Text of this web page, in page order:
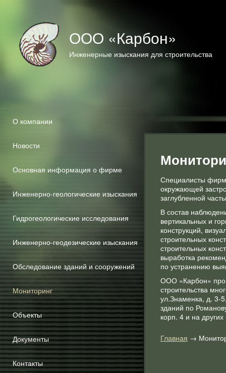
ООО «Карбон»
Инженерные изыскания для строительства
О компании
Новости
Основная информация о фирме
Инженерно-геологические изыскания
Гидрогеологические исследования
Инженерно-геодезические изыскания
Обследование зданий и сооружений
Мониторинг
Объекты
Документы
Контакты
Специалисты
окружающей
заглубленной
В состав
вертикальных и
конструкций,
строительных
строительных
выработка
по устранению
ООО «Карбон»
строительства
ул.Знаменка, д. 3-
зданий по
корп. 4 и на
Главная →